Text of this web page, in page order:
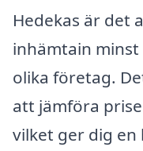
Hedekas är det
inhämtain
olika företag.
att jämföra
vilket ger dig